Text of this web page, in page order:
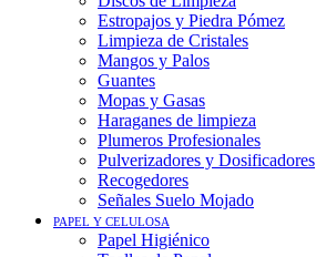
Estropajos y Piedra Pómez
Limpieza de Cristales
Mangos y Palos
Guantes
Mopas y Gasas
Haraganes de limpieza
Plumeros Profesionales
Pulverizadores y Dosificadores
Recogedores
Señales Suelo Mojado
PAPEL Y CELULOSA
Papel Higiénico